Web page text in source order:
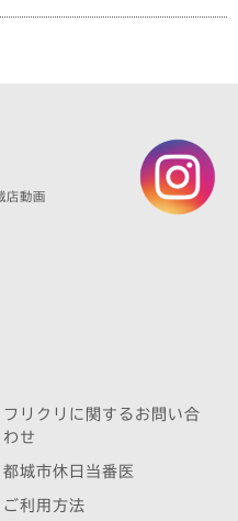
店動画
フリクリに関するお問い合
わせ
都城市休日当番医
ご利用方法